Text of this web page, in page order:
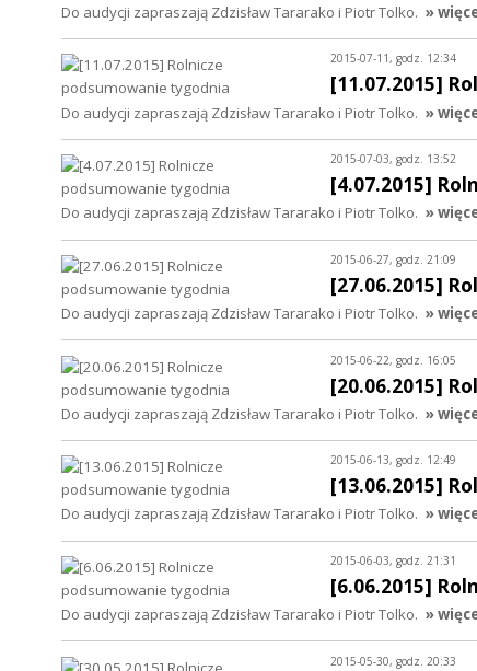
Do audycji zapraszają Zdzisław Tararako i Piotr Tolko. »
2015-07-11, godz. 12:34
[11.07.2015]
Do audycji zapraszają Zdzisław Tararako i Piotr Tolko. »
2015-07-03, godz. 13:52
[4.07.2015]
Do audycji zapraszają Zdzisław Tararako i Piotr Tolko. »
2015-06-27, godz. 21:09
[27.06.2015]
Do audycji zapraszają Zdzisław Tararako i Piotr Tolko. »
2015-06-22, godz. 16:05
[20.06.2015]
Do audycji zapraszają Zdzisław Tararako i Piotr Tolko. »
2015-06-13, godz. 12:49
[13.06.2015]
Do audycji zapraszają Zdzisław Tararako i Piotr Tolko. »
2015-06-03, godz. 21:31
[6.06.2015]
Do audycji zapraszają Zdzisław Tararako i Piotr Tolko. »
2015-05-30, godz. 20:33